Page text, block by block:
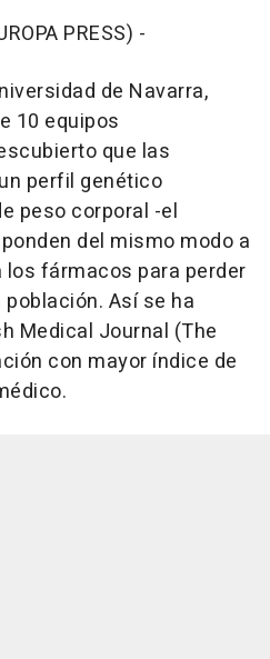
PRESS) -
de Navarra,
10 equipos
que las
perfil genético
peso corporal -el
del mismo modo a
fármacos para perder
Así se ha
Medical Journal (The
con mayor índice de